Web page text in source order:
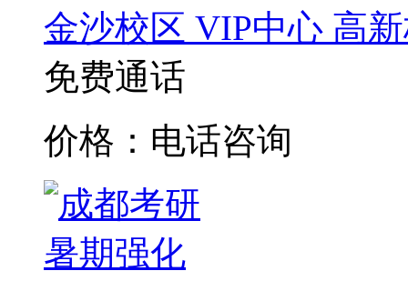
金沙校区 VIP中心 高
免费通话
价格：电话咨询